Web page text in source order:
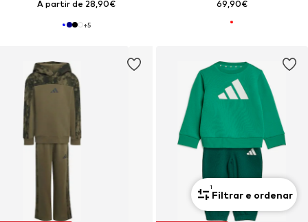
A partir de 28,90€
+5
69,90€
1
Filtrar e ordenar